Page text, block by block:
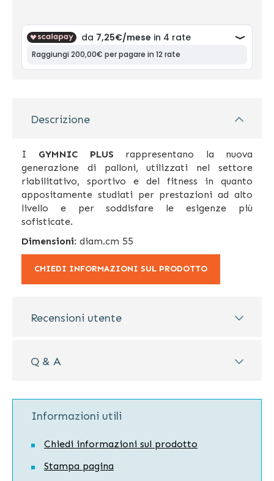
Descrizione
I GYMNIC PLUS rappresentano la nuova
generazione di palloni, utilizzati nel settore
riabilitativo, sportivo e del fitness in quanto
appositamente studiati per prestazioni ad alto
livello e per soddisfare le esigenze più
sofisticate.
Dimensioni: diam.cm 55
CHIEDI INFORMAZIONI SUL PRODOTTO
Recensioni utente
Q & A
Informazioni utili
Chiedi informazioni sul prodotto
Stampa pagina